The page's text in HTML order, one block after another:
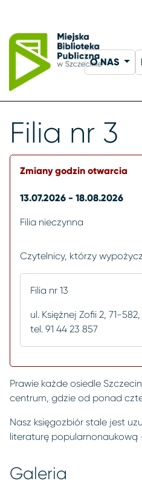
O NAS
Filia nr 3
Zmiany godzin otwarcia
13.07.2026 - 18.08.2026
Filia nieczynna
Czytelnicy, którzy
Filia nr 13
ul. Księżnej Zofii 2, 71-
tel. 91 44 23 857
Prawie każde osiedle
centrum, gdzie od ponad
Nasz księgozbiór stale jest
literaturę popularnonaukową
Galeria